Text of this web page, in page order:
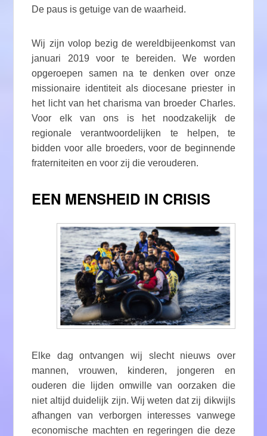
De paus is getuige van de waarheid.
Wij zijn volop bezig de wereldbijeenkomst van
januari 2019 voor te bereiden. We worden
opgeroepen samen na te denken over onze
missionaire identiteit als diocesane priester in
het licht van het charisma van broeder Charles.
Voor elk van ons is het noodzakelijk de
regionale verantwoordelijken te helpen, te
bidden voor alle broeders, voor de beginnende
fraterniteiten en voor zij die verouderen.
EEN MENSHEID IN CRISIS
Elke dag ontvangen wij slecht nieuws over
mannen, vrouwen, kinderen, jongeren en
ouderen die lijden omwille van oorzaken die
niet altijd duidelijk zijn. Wij weten dat zij dikwijls
afhangen van verborgen interesses vanwege
economische machten en regeringen die deze